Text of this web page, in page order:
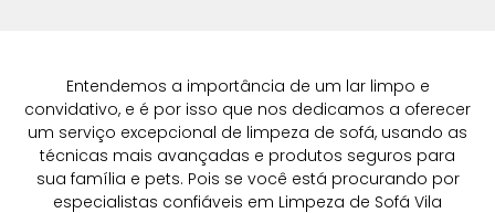
Entendemos a importância de um lar limpo e
convidativo, e é por isso que nos dedicamos a oferecer
um serviço excepcional de limpeza de sofá, usando as
técnicas mais avançadas e produtos seguros para
sua família e pets. Pois se você está procurando por
especialistas confiáveis em Limpeza de Sofá Vila